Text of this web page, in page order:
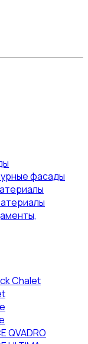
фасады
Chalet
QVADRO